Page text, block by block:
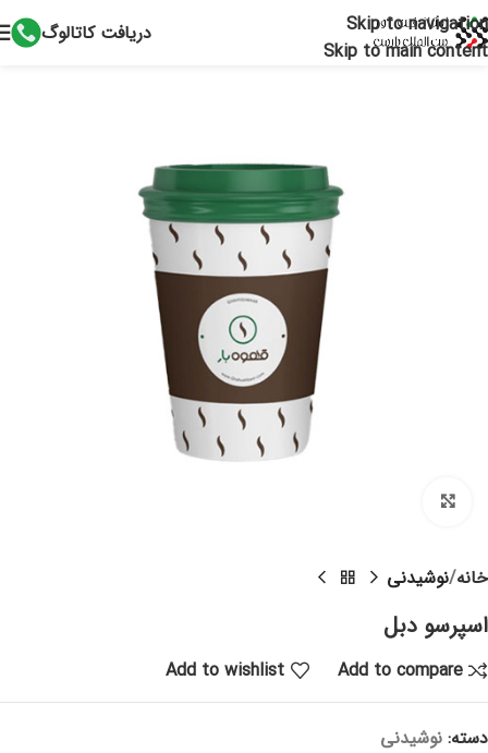
Skip to navigation
Skip to main content
دریافت کاتالوگ
خانه نوشیدنی
اسپرسو دبل
Add to compare
Add to wishlist
دسته: نوشیدنی